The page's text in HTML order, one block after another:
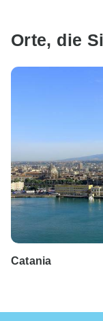
Orte, die
Catania